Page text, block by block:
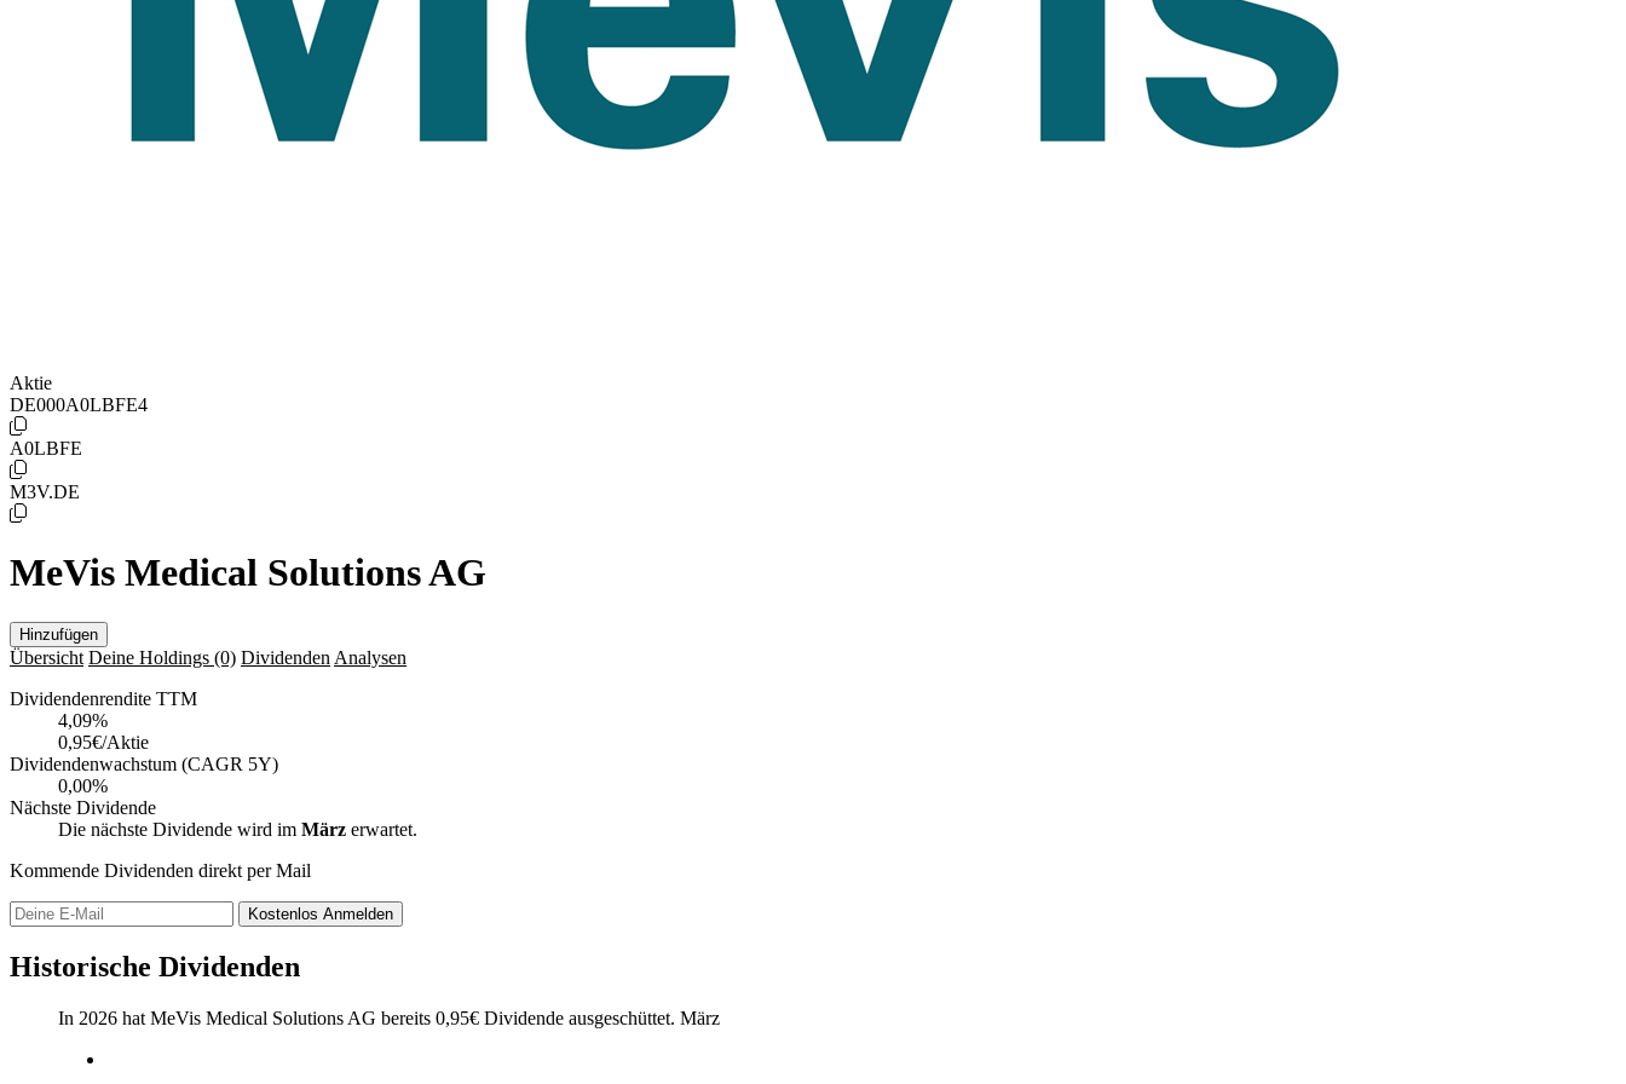
Aktie
DE000A0LBFE4
A0LBFE
M3V.DE
MeVis Medical Solutions AG
Hinzufügen
Übersicht Deine Holdings (0) Dividenden Analysen
Dividendenrendite TTM
4,09%
0,95€/Aktie
Dividendenwachstum (CAGR 5Y)
0,00%
Nächste Dividende
Die nächste Dividende wird im März erwartet.
Kommende Dividenden direkt per Mail
Kostenlos Anmelden
Historische Dividenden
In 2026 hat MeVis Medical Solutions AG bereits 0,95€ Dividende ausgeschüttet. März